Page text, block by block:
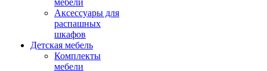
мебели
Аксессуары для
распашных
шкафов
Детская мебель
Комплекты
мебели